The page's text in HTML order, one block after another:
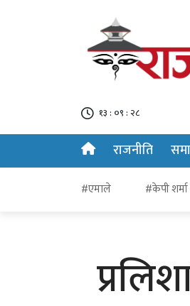
१३ : ०९ : २९
राजनीति
#एमाले #केपी